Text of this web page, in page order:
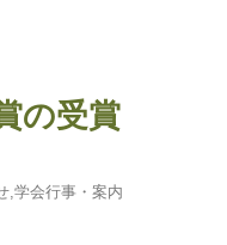
の受賞
,学会行事・案内